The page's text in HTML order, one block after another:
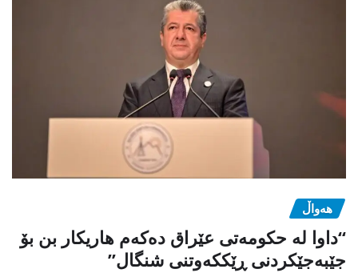
هەواڵ
“داوا لە حكومەتی عێراق دەكەم هاریكار بن بۆ
جێبەجێكردنی ڕێككەوتنی شنگال”